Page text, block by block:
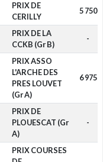
PRIX DE
CERILLY
5 750
PRIX DE LA
CCKB (Gr B)
-
PRIX ASSO
L'ARCHE DES
PRES LOUVET
(Gr A)
6 975
PRIX DE
PLOUESCAT (Gr
A)
-
PRIX COURSES